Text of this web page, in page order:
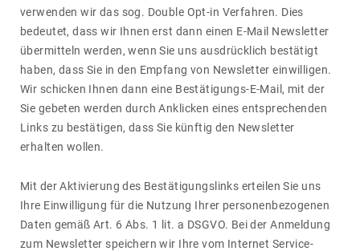
verwenden wir das sog. Double Opt-in Verfahren. Dies
bedeutet, dass wir Ihnen erst dann einen E-Mail News­letter
über­mit­teln werden, wenn Sie uns ausdrück­lich bestä­tigt
haben, dass Sie in den Empfang von News­letter einwil­ligen.
Wir schi­cken Ihnen dann eine Bestä­ti­gungs-E-Mail, mit der
Sie gebeten werden durch Ankli­cken eines entspre­chenden
Links zu bestä­tigen, dass Sie künftig den News­letter
erhalten wollen.
Mit der Akti­vie­rung des Bestä­ti­gungs­links erteilen Sie uns
Ihre Einwil­li­gung für die Nutzung Ihrer perso­nen­be­zo­genen
Daten gemäß Art. 6 Abs. 1 lit. a DSGVO. Bei der Anmel­dung
zum News­letter spei­chern wir Ihre vom Internet Service-